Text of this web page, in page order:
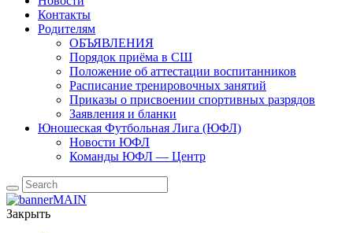
Контакты
Родителям
ОБЪЯВЛЕНИЯ
Порядок приёма в СШ
Положение об аттестации воспитанников
Расписание тренировочных занятий
Приказы о присвоении спортивных разрядов
Заявления и бланки
Юношеская Футбольная Лига (ЮФЛ)
Новости ЮФЛ
Команды ЮФЛ — Центр
Закрыть